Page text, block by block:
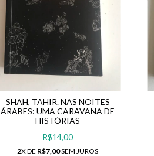
SHAH, TAHIR. NAS NOITES
ÁRABES: UMA CARAVANA DE
HISTÓRIAS
R$14,00
2X DE R$7,00SEM JUROS